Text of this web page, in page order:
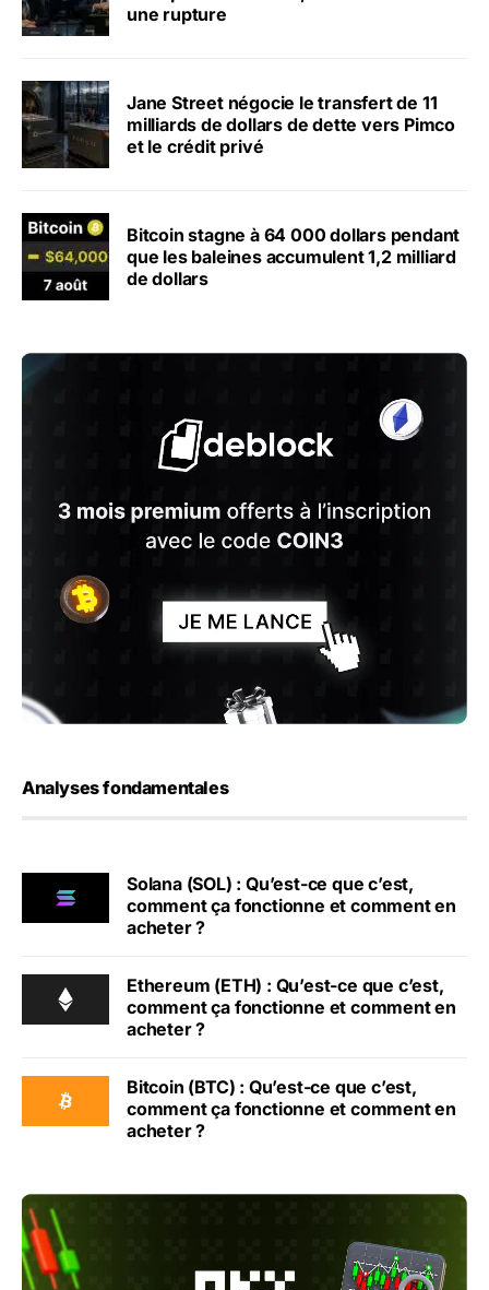
une rupture
Jane Street négocie le transfert de 11
milliards de dollars de dette vers Pimco
et le crédit privé
Bitcoin stagne à 64 000 dollars pendant
que les baleines accumulent 1,2 milliard
de dollars
Analyses fondamentales
Solana (SOL) : Qu’est-ce que c’est,
comment ça fonctionne et comment en
acheter ?
Ethereum (ETH) : Qu’est-ce que c’est,
comment ça fonctionne et comment en
acheter ?
Bitcoin (BTC) : Qu’est-ce que c’est,
comment ça fonctionne et comment en
acheter ?